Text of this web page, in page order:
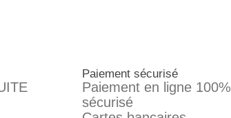
Paiement sécurisé
Paiement en ligne 100%
sécurisé